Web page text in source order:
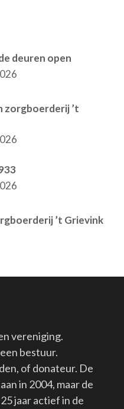
deuren open
zorgboerderij ’t
’t Grievink
vereniging.
bestuur.
of donateur. De
in 2004, maar de
jaar actief in de